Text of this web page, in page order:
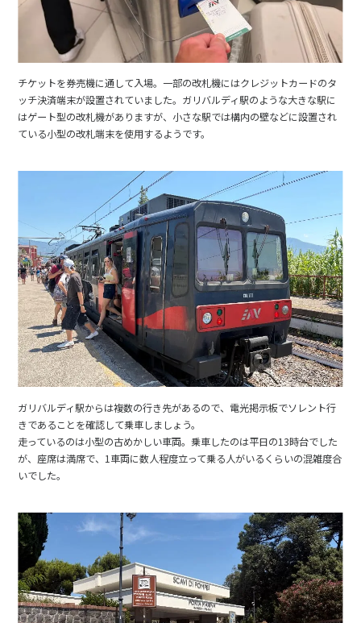
チケットを券売機に通して入場。一部の改札機にはクレジットカードのタ
ッチ決済端末が設置されていました。ガリバルディ駅のような大きな駅に
はゲート型の改札機がありますが、小さな駅では構内の壁などに設置され
ている小型の改札端末を使用するようです。
ガリバルディ駅からは複数の行き先があるので、電光掲示板でソレント行
きであることを確認して乗車しましょう。
走っているのは小型の古めかしい車両。乗車したのは平日の13時台でした
が、座席は満席で、1車両に数人程度立って乗る人がいるくらいの混雑度合
いでした。